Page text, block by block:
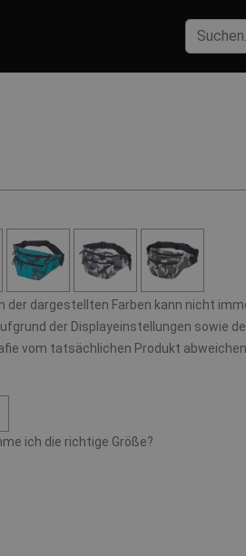
der dargestellten Farben kann nicht
der Displayeinstellungen sowie
vom tatsächlichen Produkt abweichen.
ich die richtige Größe?